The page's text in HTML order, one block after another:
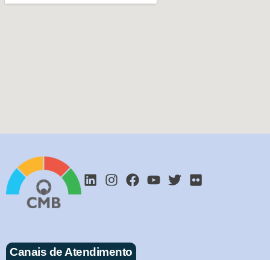
Canais de Atendimento